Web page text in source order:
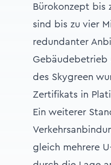
Bürokonzept bis
sind bis zu vier
redundanter
Gebäudebetrieb
des Skygreen
Zertifikats in
Ein weiterer
gleich mehrere